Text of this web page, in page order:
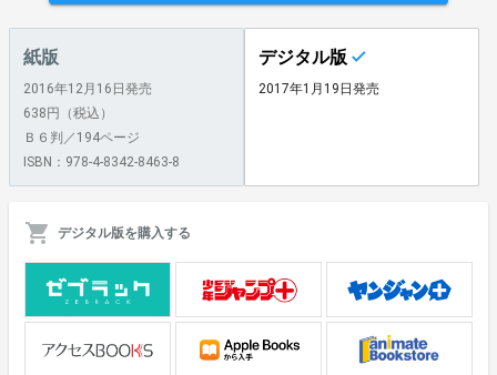
紙版
2016年12月16日発売
638円（税込）
Ｂ６判／194ページ
ISBN：978-4-8342-8463-8
デジタル版
2017年1月19日発売
デジタル版を購入する